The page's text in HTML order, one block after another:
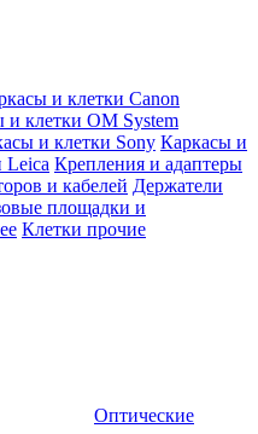
и клетки Canon
и клетки OM System
и клетки Sony Каркасы и
Leica Крепления и адаптеры
и кабелей Держатели
площадки и
Клетки прочие
Оптические